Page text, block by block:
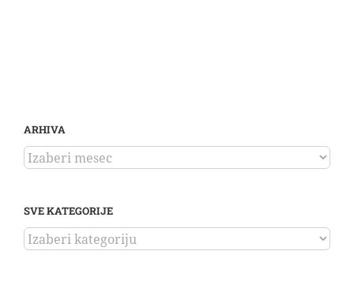
ARHIVA
ARHIVA
SVE KATEGORIJE
SVE
KATEGORIJE